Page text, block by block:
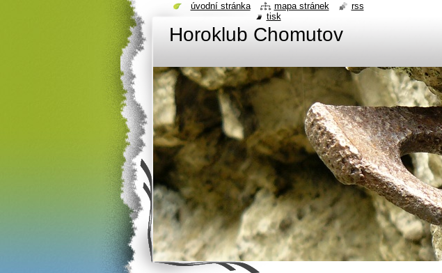
Horoklub Chomutov
úvodní stránka mapa stránek
rss
tisk